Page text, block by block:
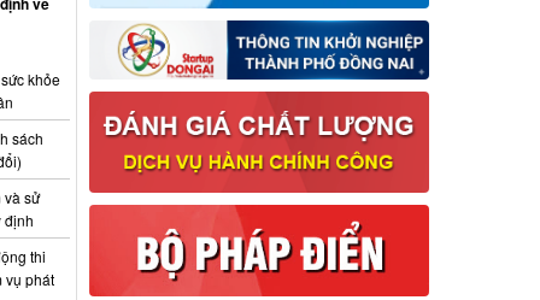
khỏe
sách
và sử
định
thi
vụ phát